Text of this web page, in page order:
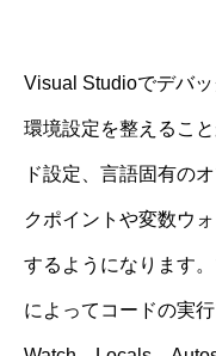
Visual Studioでデバ
環境設定を整えるこ
ド設定、言語固有の
クポイントや変数ウ
するようになります
によってコードの実